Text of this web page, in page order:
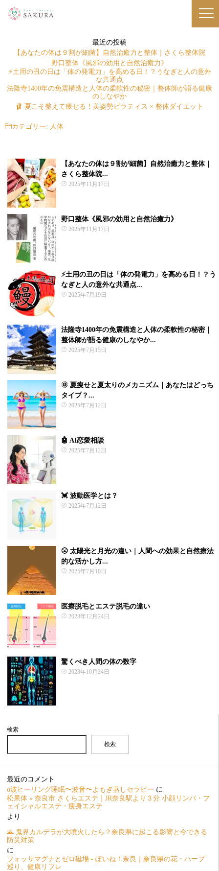
最近の投稿
【あなたの体は９割が細菌】自然治癒力と整体｜さくら整体院
野口整体《風邪の効用と自然治癒力》
⚡土用の丑の日は「体の発電力」を高める日！？うなぎと人の意外
な共通点
法隆寺1400年の免震構造と人体の柔軟性の秘密｜整体師が語る健康
のしなやか
🩰 夏こそ整えて痩せる！美姿勢ピラティス × 整体ダイエット
カテゴリー: 人体
【あなたの体は９割が細菌】自然治癒力と整体｜
さくら整体院...
2025年11月17日
野口整体《風邪の効用と自然治癒力》
2025年11月17日
⚡土用の丑の日は「体の発電力」を高める日！？う
なぎと人の意外な共通点...
2025年7月19日
法隆寺1400年の免震構造と人体の柔軟性の秘密｜
整体師が語る健康のしなやか...
2025年7月15日
🌞 夏痩せと夏太りのメカニズム｜あなたはどっち
タイプ？...
2025年7月12日
🤖 AI恋愛相談
2025年7月12日
💓 波動医学とは？
2025年7月12日
🌝 太陽光と月光の違い｜人間への効果と自然療法
的な活かし方...
2025年7月10日
医療脱毛とエステ脱毛の違い
2023年12月24日
驚くべき人間の体の数字
2023年10月24日
検索
検索
最近のコメント
α波ヒーリング睡眠〜波音〜よもぎ蒸しセラピー に
松果体 » 奈良市 さくらエステ｜JR奈良駅より３分 小顔リンパ・フ
ェイシャルエステ・痩身エステ
より
🌋 鬼界カルデラが大噴火したら？奈良県に起こる影響と今できる
防災対策
に
フォッサマグナとゼロ磁場 - ぽいね！奈良｜奈良県の花・ハーブ
巡り、健康リフレ